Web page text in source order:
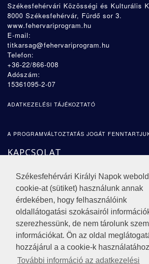
Székesfehérvári Királyi Napok
cookie-at (sütiket) használunk annak
érdekében, hogy felhasználóink
oldallátogatási szokásairól
szerezhessünk, de nem tárolunk
információkat. Ön az oldal
hozzájárul a a cookie-k
További információ az adatkezelési
Székesfehérvári Közösségi és Kulturális
8000 Székesfehérvár, Fürdő sor 3.
www.fehervariprogram.hu
E-mail:
titkarsag@fehervariprogram.hu
Telefon:
+36-22/866-008
Adószám:
15361095-2-07
ADATKEZELÉSI TÁJÉKOZTATÓ
A PROGRAMVÁLTOZTATÁS JOGÁT
KAPCSOLAT
Fürdő sor 3
E-MAIL:
titkarsag@fehervariprogram.hu
WEB:
www.kiralyinapok.szekesfehervar.hu